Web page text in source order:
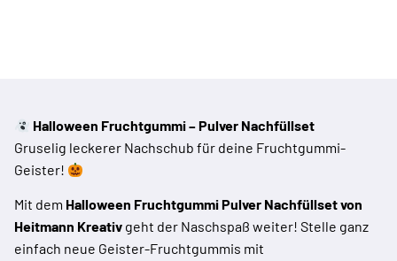
Halloween Fruchtgummi – Pulver Nachfüllset
Gruselig leckerer Nachschub für deine Fruchtgummi-
Geister!
Mit dem Halloween Fruchtgummi Pulver Nachfüllset von
Heitmann Kreativ geht der Naschspaß weiter! Stelle ganz
einfach neue Geister-Fruchtgummis mit